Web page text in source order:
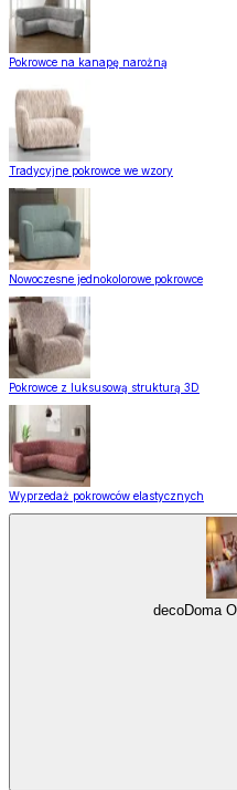
Pokrowce na kanapę narożną
Tradycyjne pokrowce we wzory
Nowoczesne jednokolorowe pokrowce
Pokrowce z luksusową strukturą 3D
Wyprzedaż pokrowców elastycznych
decoDoma